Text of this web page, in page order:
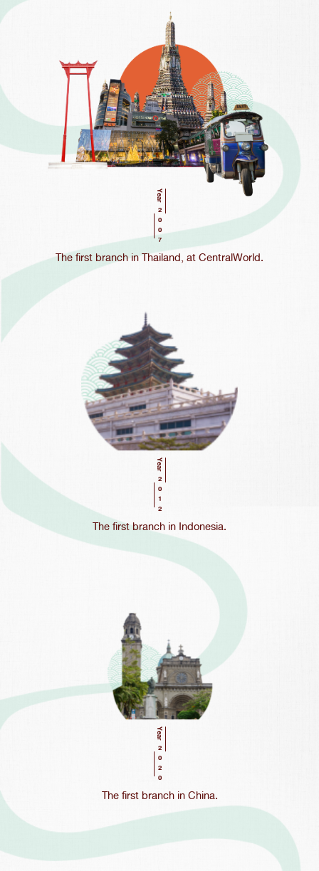
Year
2007
The first branch in Thailand, at CentralWorld.
Year
2012
The first branch in Indonesia.
Year
2020
The first branch in China.